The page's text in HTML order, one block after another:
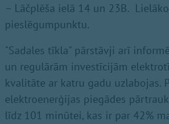
– Lāčplēša ielā 14 un 23B.
pieslēgumpunktu.
"Sadales tīkla" pārstāvji arī
un regulārām investīcijām
kvalitāte ar katru gadu uzlabojas.
elektroenerģijas piegādes
līdz 101 minūtei, kas ir par 42%